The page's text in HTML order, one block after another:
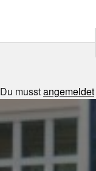
Du musstangemeldet